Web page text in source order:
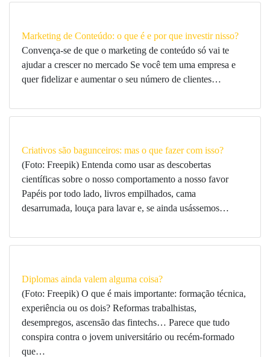
Marketing de Conteúdo: o que é e por que investir nisso?
Convença-se de que o marketing de conteúdo só vai te
ajudar a crescer no mercado Se você tem uma empresa e
quer fidelizar e aumentar o seu número de clientes…
Criativos são bagunceiros: mas o que fazer com isso?
(Foto: Freepik) Entenda como usar as descobertas
científicas sobre o nosso comportamento a nosso favor
Papéis por todo lado, livros empilhados, cama
desarrumada, louça para lavar e, se ainda usássemos…
Diplomas ainda valem alguma coisa?
(Foto: Freepik) O que é mais importante: formação técnica,
experiência ou os dois? Reformas trabalhistas,
desempregos, ascensão das fintechs… Parece que tudo
conspira contra o jovem universitário ou recém-formado
que…